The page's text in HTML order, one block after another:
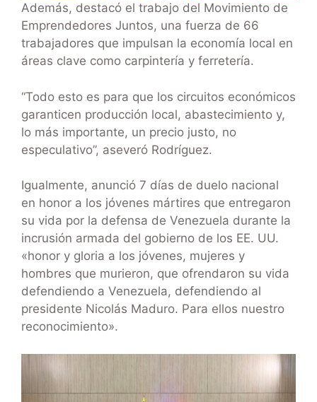
Además, destacó el trabajo del Movimiento de
Emprendedores Juntos, una fuerza de 66
trabajadores que impulsan la economía local en
áreas clave como carpintería y ferretería.
“Todo esto es para que los circuitos económicos
garanticen producción local, abastecimiento y,
lo más importante, un precio justo, no
especulativo”, aseveró Rodríguez.
Igualmente, anunció 7 días de duelo nacional
en honor a los jóvenes mártires que entregaron
su vida por la defensa de Venezuela durante la
incrusión armada del gobierno de los EE. UU.
«honor y gloria a los jóvenes, mujeres y
hombres que murieron, que ofrendaron su vida
defendiendo a Venezuela, defendiendo al
presidente Nicolás Maduro. Para ellos nuestro
reconocimiento».